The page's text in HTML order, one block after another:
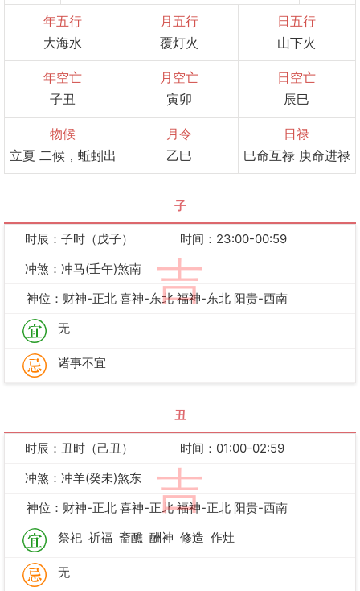
年五行
大海水
月五行
覆灯火
日五行
山下火
年空亡
子丑
月空亡
寅卯
日空亡
辰巳
物候
立夏 二候，蚯蚓出
月令
乙巳
日禄
巳命互禄 庚命进禄
子
吉
时辰：子时（戊子）
时间：23:00-00:59
冲煞：冲马(壬午)煞南
神位：财神-正北 喜神-东北 福神-东北 阳贵-西南
无
诸事不宜
丑
吉
时辰：丑时（己丑）
时间：01:00-02:59
冲煞：冲羊(癸未)煞东
神位：财神-正北 喜神-正北 福神-正北 阳贵-西南
祭祀 祈福 斋醮 酬神 修造 作灶
无